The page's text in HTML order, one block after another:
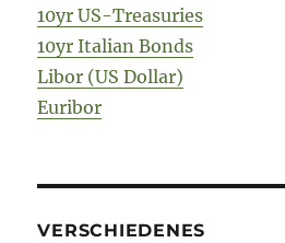
10yr US-Treasuries
10yr Italian Bonds
Libor (US Dollar)
Euribor
VERSCHIEDENES